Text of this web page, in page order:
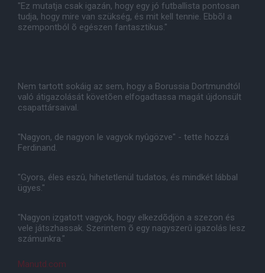
"Ez mutatja csak igazán, hogy egy jó futballista pontosan
tudja, hogy mire van szükség, és mit kell tennie. Ebbõl a
szempontból õ egészen fantasztikus."
Nem tartott sokáig az sem, hogy a Borussia Dortmundtól
való átigazolását követõen elfogadtassa magát újdonsült
csapattársaival.
"Nagyon, de nagyon le vagyok nyûgözve" - tette hozzá
Ferdinand.
"Gyors, éles eszû, hihetetlenül tudatos, és mindkét lábbal
ügyes."
"Nagyon izgatott vagyok, hogy elkezdõdjön a szezon és
vele játszhassak. Szerintem õ egy nagyszerû igazolás lesz
számunkra."
Manutd.com